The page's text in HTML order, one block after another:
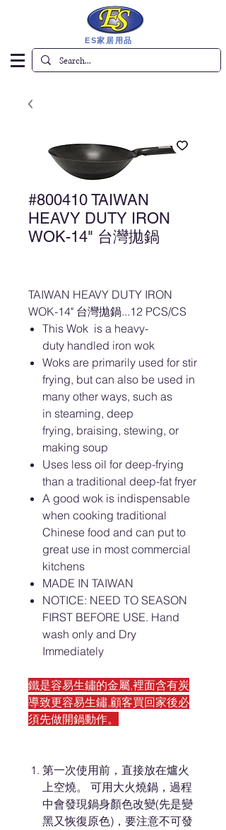
ES家居用品
#800410 TAIWAN
HEAVY DUTY IRON
WOK-14" 台灣拋鍋
TAIWAN HEAVY DUTY IRON
WOK-14" 台灣拋鍋...12 PCS/CS
This Wok is a heavy-
duty handled iron wok
Woks are primarily used for stir
frying, but can also be used in
many other ways, such as
in steaming, deep
frying, braising, stewing, or
making soup
Uses less oil for deep-frying
than a traditional deep-fat fryer
A good wok is indispensable
when cooking traditional
Chinese food and can put to
great use in most commercial
kitchens
MADE IN TAIWAN
NOTICE: NEED TO SEASON
FIRST BEFORE USE. Hand
wash only and Dry
Immediately
鐵是容易生鏽的金屬,裡面含有炭
導致更容易生鏽,顧客買回家後必
須先做開鍋動作。
第一次使用前，直接放在爐火
上空燒。 可用大火燒鍋，過程
中會發現鍋身顏色改變(先是變
黑又恢復原色)，要注意不可發